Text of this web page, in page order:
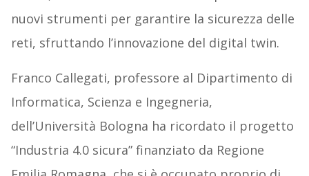
nuovi strumenti per garantire la sicurezza delle
reti, sfruttando l’innovazione del digital twin.
Franco Callegati, professore al Dipartimento di
Informatica, Scienza e Ingegneria,
dell’Università Bologna ha ricordato il progetto
“Industria 4.0 sicura” finanziato da Regione